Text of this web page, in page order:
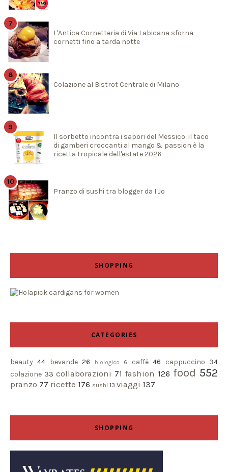
L'Antica Cornetteria di Via Labicana sforna
cornetti fino a tarda notte
Colazione al Bistrot Centrale di Milano
Il sorbetto incontra i sapori del Messico: il taco
di gamberi croccanti al mango & passion è la
ricetta tropicale dell'estate 2026
Pranzo di sushi tra blogger da I Jo
SHOPPING
CATEGORIES
beauty 44 bevande 26 biologico 6 caffè 46 cappuccino 34
colazione 33 collaborazioni 71 fashion 126 food 552
pranzo 77 ricette 176 sushi 13 viaggi 137
SHOPPING